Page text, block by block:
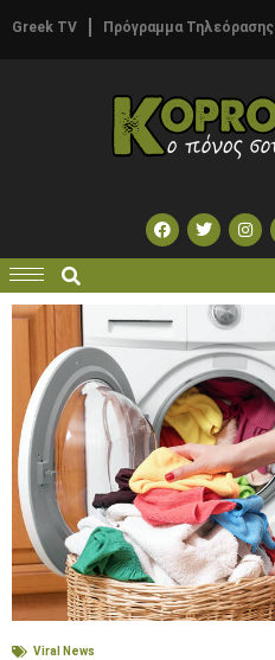
Greek TV Πρόγραμμα Τηλεόρασης
Viral News